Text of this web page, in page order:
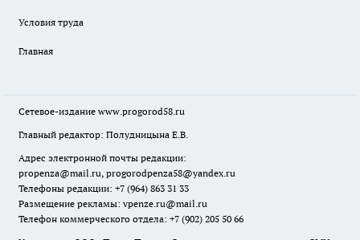
Условия труда
Главная
Сетевое-издание www.progorod58.ru
Главный редактор: Полудницына Е.В.
Адрес электронной почты редакции:
propenza@mail.ru, progorodpenza58@yandex.ru
Телефоны редакции: +7 (964) 863 31 33
Размещение рекламы: vpenze.ru@mail.ru
Телефон коммерческого отдела: +7 (902) 205 50 66